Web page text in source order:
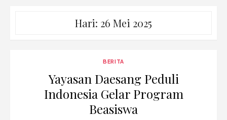
Hari: 26 Mei 2025
BERITA
Yayasan Daesang Peduli
Indonesia Gelar Program
Beasiswa